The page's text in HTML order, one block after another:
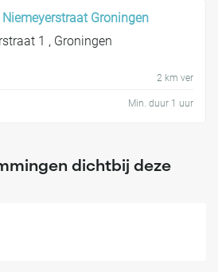
Groningen
1 , Groningen
2 km ver
Min. duur 1 uur
dichtbij deze